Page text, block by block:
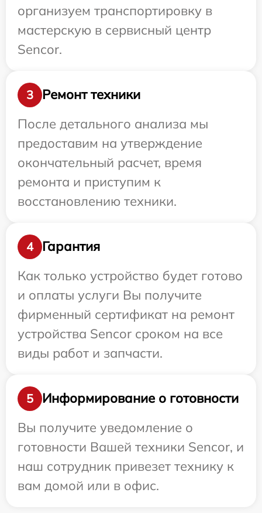
организуем транспортировку в
мастерскую в сервисный центр
Sencor.
3
Ремонт техники
После детального анализа мы
предоставим на утверждение
окончательный расчет, время
ремонта и приступим к
восстановлению техники.
4
Гарантия
Как только устройство будет готово
и оплаты услуги Вы получите
фирменный сертификат на ремонт
устройства Sencor сроком на все
виды работ и запчасти.
5
Информирование о готовности
Вы получите уведомление о
готовности Вашей техники Sencor, и
наш сотрудник привезет технику к
вам домой или в офис.